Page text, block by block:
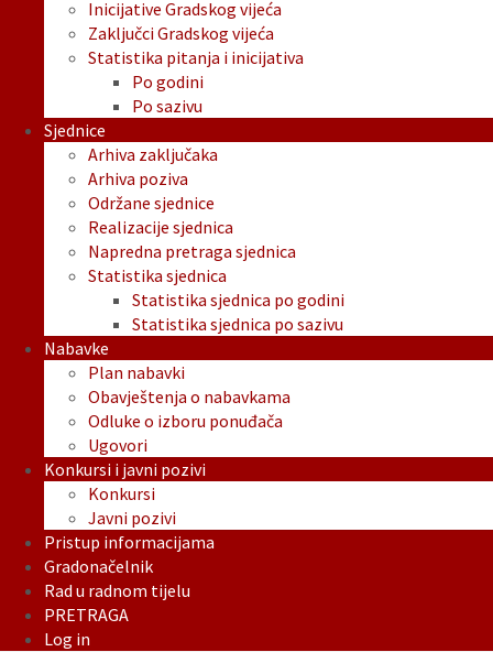
Inicijative Gradskog vijeća
Zaključci Gradskog vijeća
Statistika pitanja i inicijativa
Po godini
Po sazivu
Sjednice
Arhiva zaključaka
Arhiva poziva
Održane sjednice
Realizacije sjednica
Napredna pretraga sjednica
Statistika sjednica
Statistika sjednica po godini
Statistika sjednica po sazivu
Nabavke
Plan nabavki
Obavještenja o nabavkama
Odluke o izboru ponuđača
Ugovori
Konkursi i javni pozivi
Konkursi
Javni pozivi
Pristup informacijama
Gradonačelnik
Rad u radnom tijelu
PRETRAGA
Log in